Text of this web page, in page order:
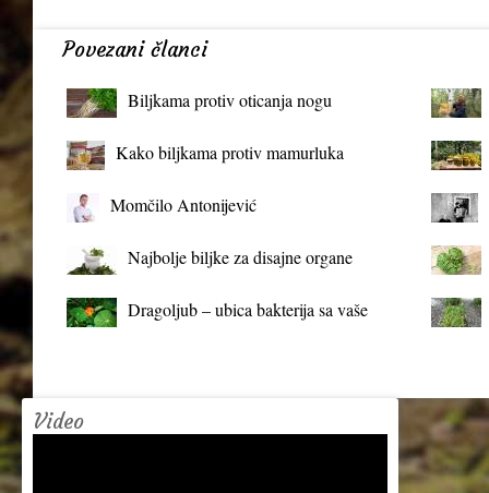
Povezani članci
Biljkama protiv oticanja nogu
Kako biljkama protiv mamurluka
Momčilo Antonijević
Najbolje biljke za disajne organe
Dragoljub – ubica bakterija sa vaše
Video